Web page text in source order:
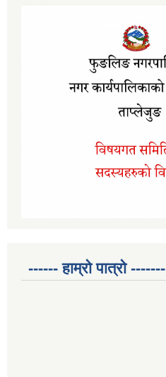
------ हाम्रो पात्रो -------